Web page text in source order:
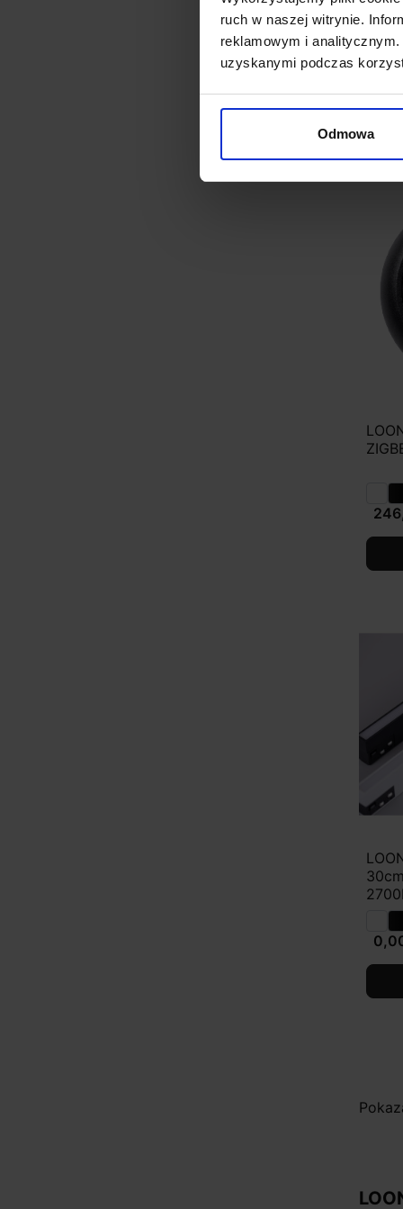
ruch w naszej witrynie.
reklamowym i
uzyskanymi podczas
Odmowa